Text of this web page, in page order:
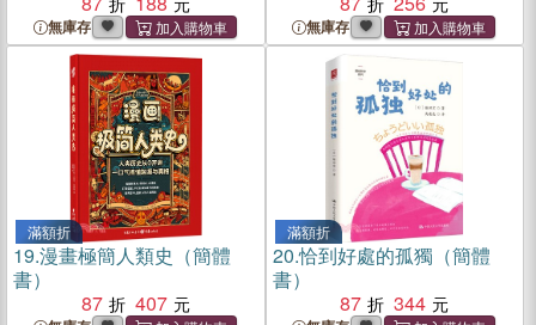
無庫存 無庫存
滿額折
19.漫畫極簡人類史（簡體
書）
87
407
滿額折
20.恰到好處的孤獨（簡體
書）
87
344